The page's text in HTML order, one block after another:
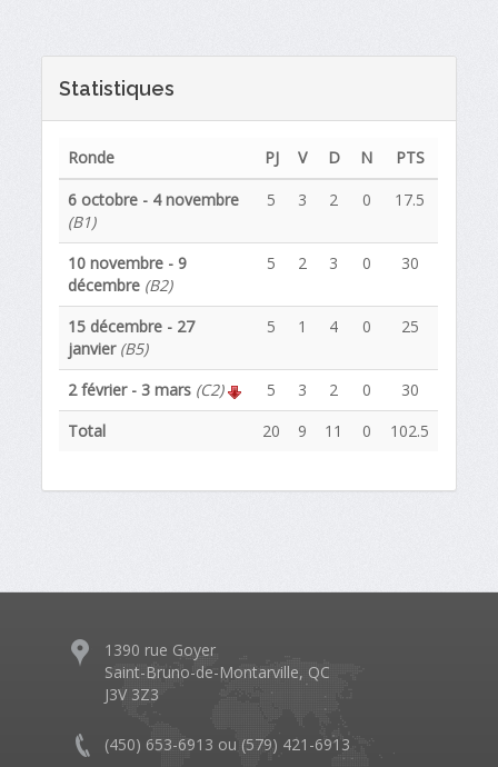
Statistiques
Ronde PJ V D N
PTS
6 octobre - 4 novembre
(B1)
5 3 2 0 17.5
10 novembre - 9
décembre (B2)
5 2 3 0 30
15 décembre - 27
janvier (B5)
5 1 4 0 25
2 février - 3 mars (C2) 5 3 2 0
30
Total
20 9 11 0 102.5
1390 rue Goyer
Saint-Bruno-de-Montarville, QC
J3V 3Z3
(450) 653-6913 ou (579) 421-6913